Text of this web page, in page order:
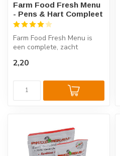
Farm Food Fresh Menu
- Pens & Hart Compleet
Farm Food Fresh Menu is
een complete, zacht
voeding, geschik...
2,20